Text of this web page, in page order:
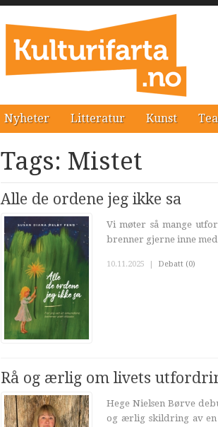
Nyheter Litteratur Kunst
Tags: Mistet
Alle de ordene jeg ikke sa
Vi møter så mange
brenner gjerne inne
10.11.2025 | Debatt (0)
Rå og ærlig om livets
Hege Nielsen Børve
og ærlig skildring av en